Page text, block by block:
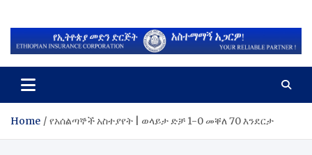
ሶከር ኢትዮጵያ
Home የአሰልጣኞች አስተያየት | ወላይታ ድቻ 1-0 መቐለ 70 እንደርታ